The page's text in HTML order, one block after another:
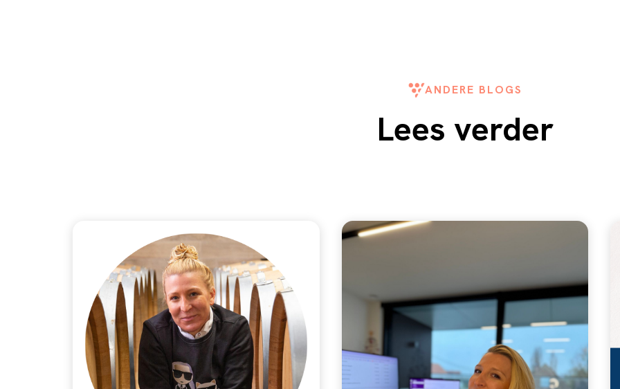
ANDERE BLOGS
Lees verder